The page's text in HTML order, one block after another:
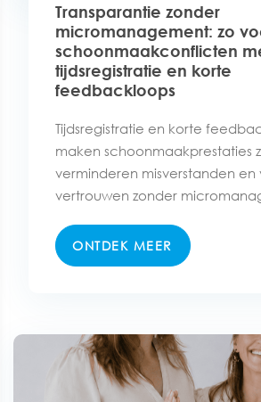
Transparantie zonder
micromanagement: zo
schoonmaakconflicten
tijdsregistratie en korte
feedbackloops
Tijdsregistratie en korte
maken schoonmaakprestaties
verminderen misverstanden en
vertrouwen zonder
ONTDEK MEER